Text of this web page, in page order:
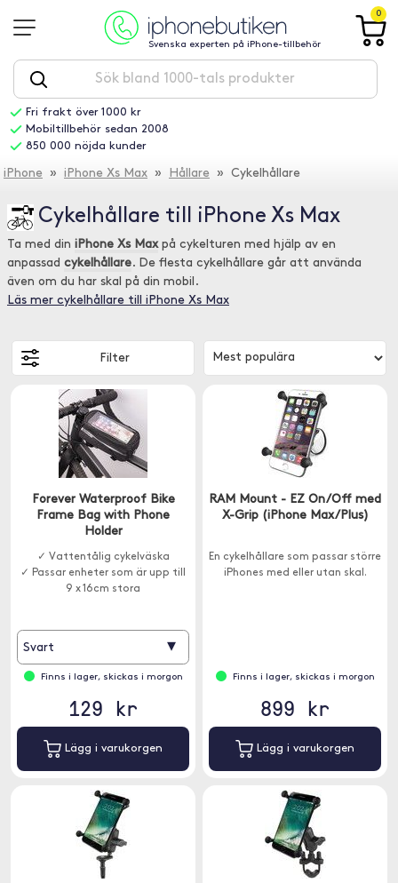
Svenska experten på iPhone-tillbehör
0
Fri frakt över 1000 kr
Mobiltillbehör sedan 2008
850 000 nöjda kunder
iPhone » iPhone Xs Max » Hållare » Cykelhållare
Cykelhållare till iPhone Xs Max
Ta med din iPhone Xs Maxpå cykelturen med hjälp av en
anpassad cykelhållare. De flesta cykelhållare går att använda
även om du har skal på din mobil.
Läs mer cykelhållare till iPhone Xs Max
Filter
Forever Waterproof Bike
Frame Bag with Phone
Holder
✓ Vattentålig cykelväska
✓ Passar enheter som är upp till
9 x 16cm stora
Svart ▾
Finns i lager, skickas i morgon
129 kr
Lägg i varukorgen
RAM Mount - EZ On/Off med
X-Grip (iPhone Max/Plus)
En cykelhållare som passar större
iPhones med eller utan skal.
Finns i lager, skickas i morgon
899 kr
Lägg i varukorgen